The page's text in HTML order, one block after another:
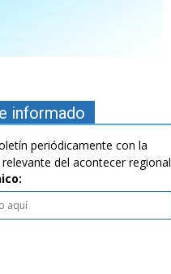
informado
periódicamente con la
del acontecer regional